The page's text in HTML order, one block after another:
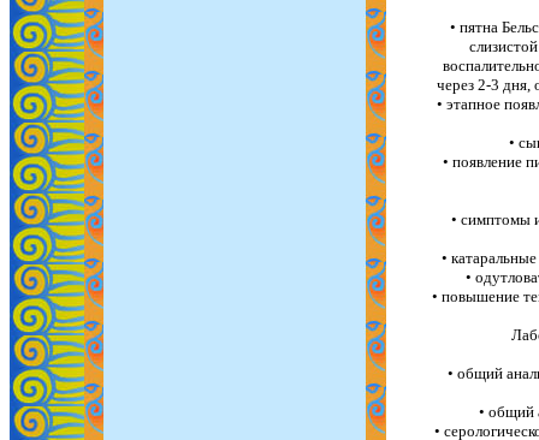
• пятна
через 2-3 дня,
• этапное
•
• появление
• симптомы
•
•
• повышение
• общий
• общий
•